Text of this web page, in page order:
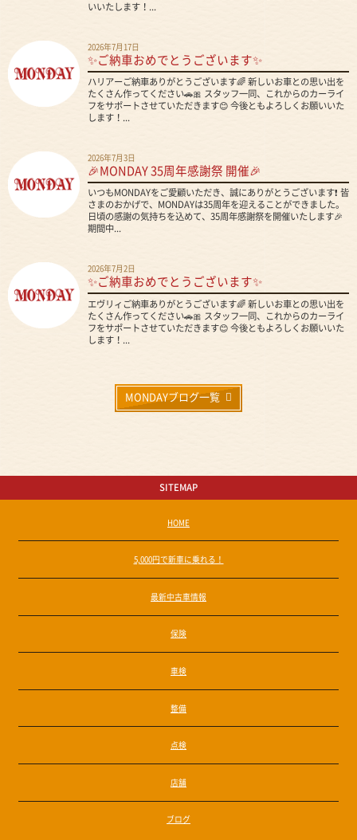
いいたします！...
2026年7月17日
✨ご納車おめでとうございます✨
ハリアーご納車ありがとうございます🌈 新しいお車との思い出を
たくさん作ってください🚗🎀 スタッフ一同、これからのカーライ
フをサポートさせていただきます😊 今後ともよろしくお願いいた
します！...
2026年7月3日
🎉MONDAY 35周年感謝祭 開催🎉
いつもMONDAYをご愛顧いただき、誠にありがとうございます❗ 皆
さまのおかげで、MONDAYは35周年を迎えることができました。
日頃の感謝の気持ちを込めて、35周年感謝祭を開催いたします🎉
期間中...
2026年7月2日
✨ご納車おめでとうございます✨
エヴリィご納車ありがとうございます🌈 新しいお車との思い出を
たくさん作ってください🚗🎀 スタッフ一同、これからのカーライ
フをサポートさせていただきます😊 今後ともよろしくお願いいた
します！...
MONDAYブログ一覧
SITEMAP
HOME
5,000円で新車に乗れる！
最新中古車情報
保険
車検
整備
点検
店舗
ブログ